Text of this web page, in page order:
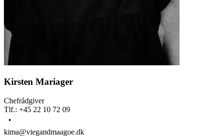
Kirsten Mariager
Chefrådgiver
Tlf.: +45 22 10 72 09
kima@viegandmaagoe.dk